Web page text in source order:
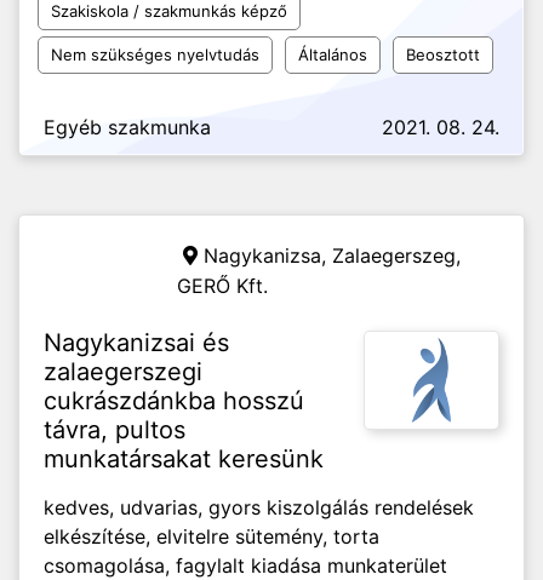
Szakiskola / szakmunkás képző
Nem szükséges nyelvtudás Általános Beosztott
Egyéb szakmunka 2021. 08. 24.
Nagykanizsa, Zalaegerszeg,
GERŐ Kft.
Nagykanizsai és
zalaegerszegi
cukrászdánkba hosszú
távra, pultos
munkatársakat keresünk
kedves, udvarias, gyors kiszolgálás rendelések
elkészítése, elvitelre sütemény, torta
csomagolása, fagylalt kiadása munkaterület